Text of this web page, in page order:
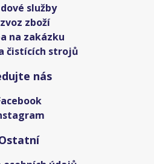
služby
zboží
na zakázku
čistících strojů
nás